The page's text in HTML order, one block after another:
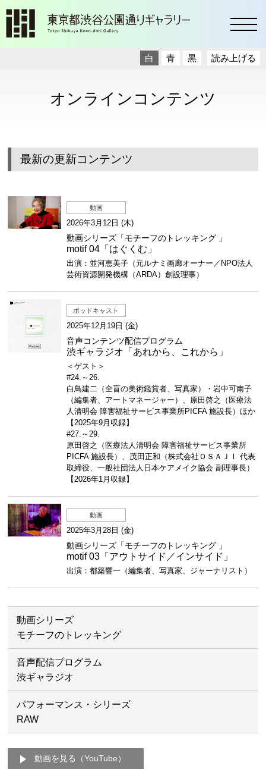
読み上げる
白 青 黒
オンラインコンテンツ
最新の更新コンテンツ
動画
2026年3月12日 (木)
動画シリーズ「モチーフのトレッキング 」
motif 04「はぐくむ」
出演：並河恵美子（元ルナミ画廊オーナー／NPO法人
芸術資源開発機構（ARDA）創設理事）
ポッドキャスト
2025年12月19日 (金)
音声コンテンツ配信プログラム
渋ギャラジオ「あれから、これから」
＜ゲスト＞
#24.～26.
白鳥建二（全盲の美術鑑賞者、写真家）・岩中可南子
（編集者、アートマネージャー）、原田啓之（医療法
人清明会 障害福祉サービス事業所PICFA 施設長）ほか
【2025年9月収録】
#27.～29.
原田啓之（医療法人清明会 障害福祉サービス事業所
PICFA 施設長）、茂田正和（株式会社ＯＳＡＪＩ 代表
取締役、一般社団法人日本ケアメイク協会 副理事長）
【2026年1月収録】
動画
2025年3月28日 (金)
動画シリーズ「モチーフのトレッキング 」
motif 03「アウトサイド／インサイド」
出演：都築響一（編集者、写真家、ジャーナリスト）
動画シリーズ
モチーフのトレッキング
音声配信プログラム
渋ギャラジオ
パフォーマンス・シリーズ
RAW
動画を見る（YouTube）